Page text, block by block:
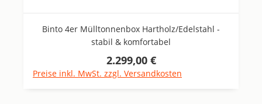
Binto 4er Mülltonnenbox Hartholz/Edelstahl -
stabil & komfortabel
Regulärer Preis:
2.299,00 €
Preise inkl. MwSt. zzgl. Versandkosten